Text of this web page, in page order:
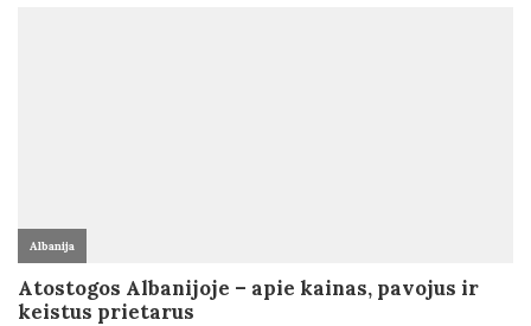
Albanija
Atostogos Albanijoje – apie kainas, pavojus ir
keistus prietarus